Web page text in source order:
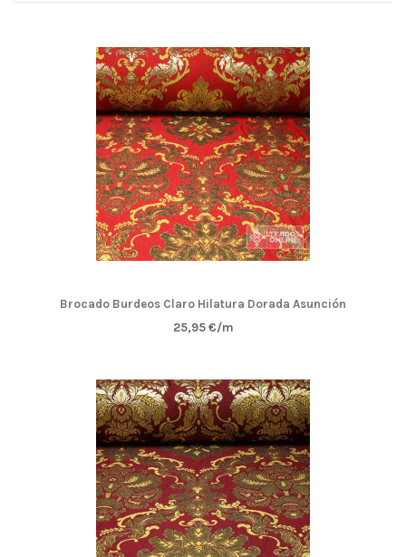
Brocado Burdeos Claro Hilatura Dorada Asunción
25,95 €/m